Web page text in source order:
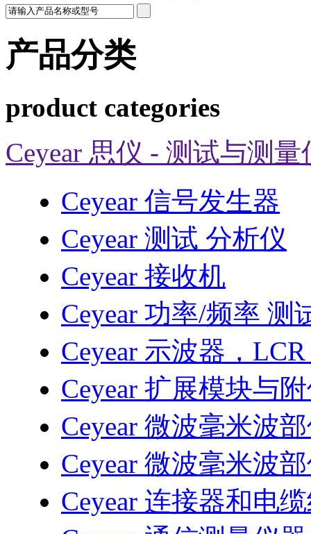
产品分类
product categories
Ceyear 思仪 - 测试与测量
Ceyear 信号发生器
Ceyear 测试 分析仪
Ceyear 接收机
Ceyear 功率/频率 测
Ceyear 示波器，
Ceyear 扩展模块与
Ceyear 微波毫米波
Ceyear 微波毫米波
Ceyear 连接器和电